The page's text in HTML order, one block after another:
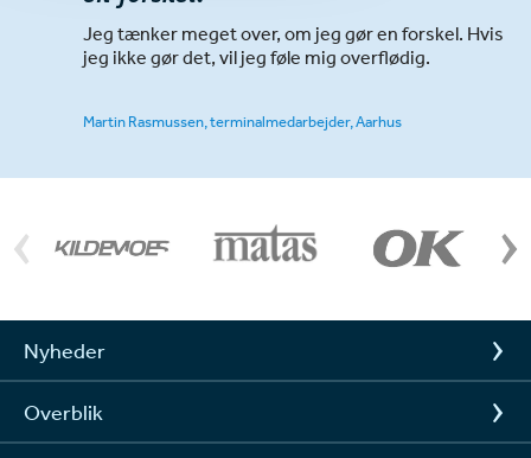
Jeg tænker meget over, om jeg gør en forskel. Hvis
jeg ikke gør det, vil jeg føle mig overflødig.
Martin Rasmussen, terminalmedarbejder, Aarhus
Nyheder
Overblik